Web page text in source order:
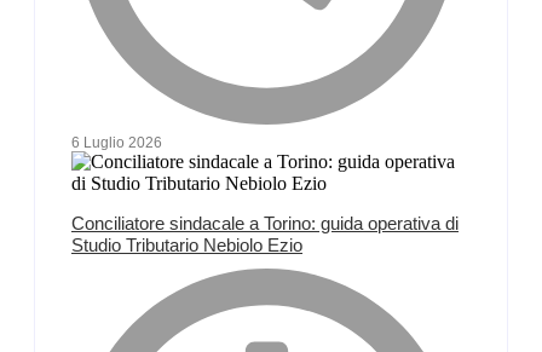
6 Luglio 2026
Conciliatore sindacale a Torino: guida operativa di
Studio Tributario Nebiolo Ezio